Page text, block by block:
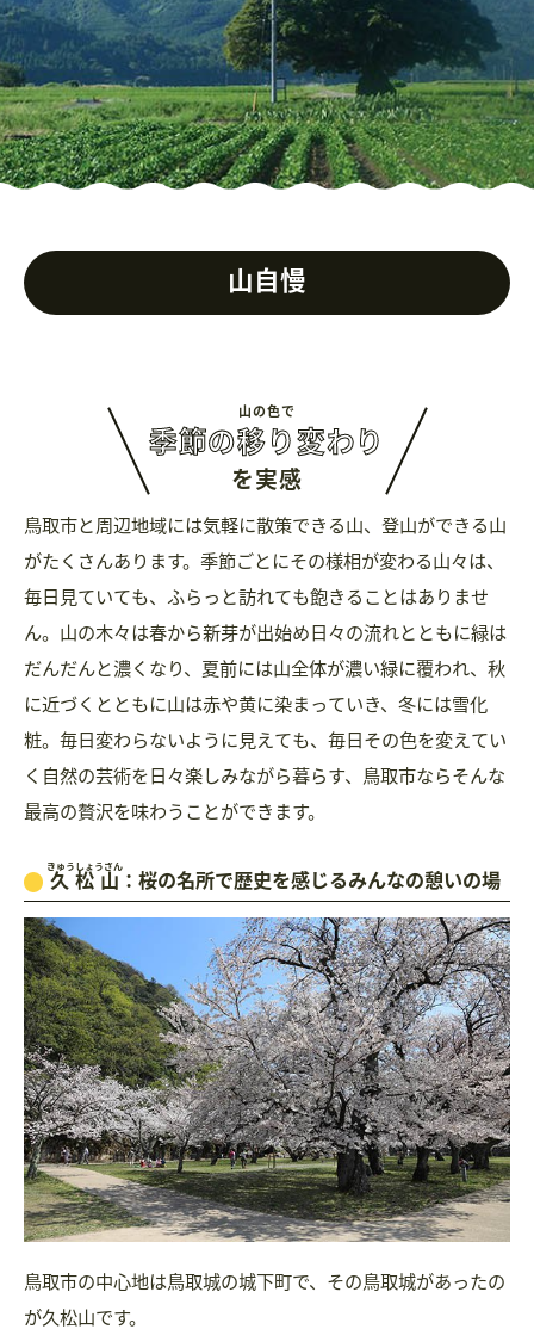
山自慢
山の色で
季節の移り変わり
を実感
鳥取市と周辺地域には気軽に散策できる山、登山ができる山
がたくさんあります。季節ごとにその様相が変わる山々は、
毎日見ていても、ふらっと訪れても飽きることはありませ
ん。山の木々は春から新芽が出始め日々の流れとともに緑は
だんだんと濃くなり、夏前には山全体が濃い緑に覆われ、秋
に近づくとともに山は赤や黄に染まっていき、冬には雪化
粧。毎日変わらないように見えても、毎日その色を変えてい
く自然の芸術を日々楽しみながら暮らす、鳥取市ならそんな
最高の贅沢を味わうことができます。
久松山
きゅうしょうざん
：桜の名所で歴史を感じるみんなの憩いの場
鳥取市の中心地は鳥取城の城下町で、その鳥取城があったの
が久松山です。